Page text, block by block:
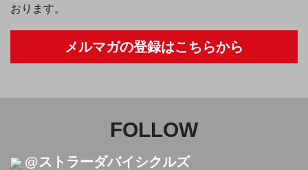
おります。
メルマガの登録はこちらから
FOLLOW
@ストラーダバイシクルズ